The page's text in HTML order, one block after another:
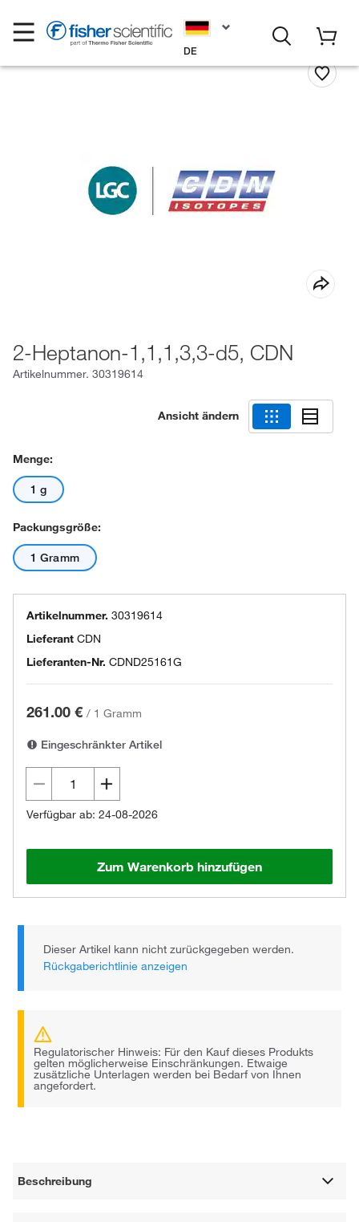
DE
2-Heptanon-1,1,1,3,3-d5, CDN
Artikelnummer. 30319614
Ansicht ändern
Menge:
1 g
Packungsgröße:
1 Gramm
Artikelnummer. 30319614
Lieferant CDN
Lieferanten-Nr. CDND25161G
261.00 € / 1 Gramm
Eingeschränkter Artikel
Verfügbar ab: 24-08-2026
Zum Warenkorb hinzufügen
Dieser Artikel kann nicht zurückgegeben werden.
Rückgaberichtlinie anzeigen
Regulatorischer Hinweis: Für den Kauf dieses Produkts
gelten möglicherweise Einschränkungen. Etwaige
zusätzliche Unterlagen werden bei Bedarf von Ihnen
angefordert.
Beschreibung